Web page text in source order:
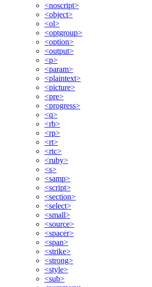
<noscript>
<object>
<ol>
<optgroup>
<option>
<output>
<p>
<param>
<plaintext>
<picture>
<pre>
<progress>
<q>
<rb>
<rp>
<rt>
<rtc>
<ruby>
<s>
<samp>
<script>
<section>
<select>
<small>
<source>
<spacer>
<span>
<strike>
<strong>
<style>
<sub>